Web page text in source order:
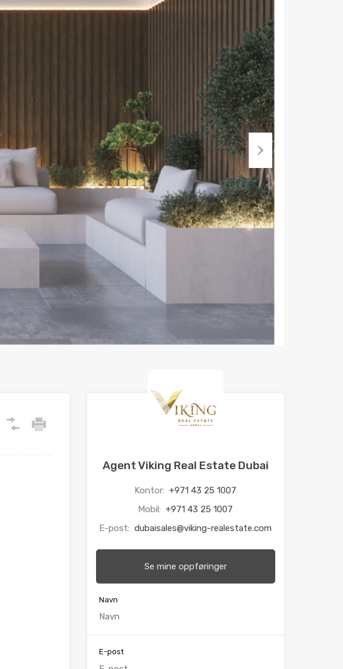
Neste
Agent Viking Real Estate Dubai
Kontor: +971 43 25 1007
Mobil: +971 43 25 1007
E-post: dubaisales@viking-realestate.com
Se mine oppføringer
Navn
E-post